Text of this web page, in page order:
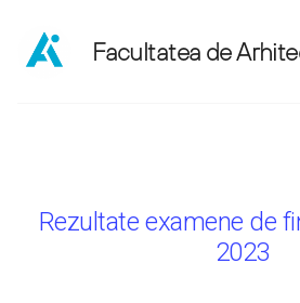
conținutRezultate examene de
2023